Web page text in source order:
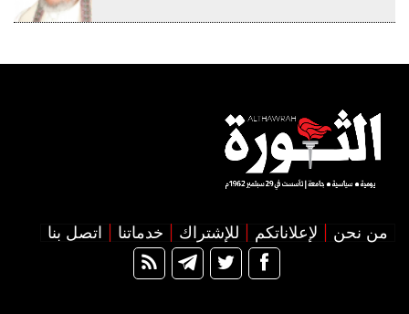
من نحن لإعلاناتكم للإشتراك خدماتنا اتصل بنا